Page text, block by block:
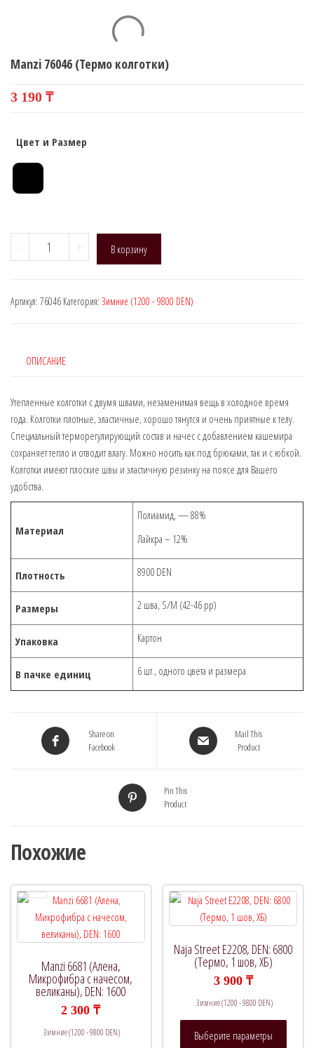
ЖЕНЩИН)
Manzi 76046 (Термо колготки)
3 190 ₸
Цвет и Размер
-
Количество
товара
(Термо
+ В корзину
Артикул: 76046 Категория: Зимние (1200 - 9800 DEN)
ОПИСАНИЕ
Утепленные колготки с двумя швами, незаменимая вещь в холодное время
года. Колготки плотные, эластичные, хорошо тянутся и очень приятные к телу.
Специальный терморегулирующий состав и начес с добавлением кашемира
сохраняет тепло и отводит влагу. Можно носить как под брюками, так и с юбкой.
Колготки имеют плоские швы и эластичную резинку на поясе для Вашего
удобства.
Материал
Полиамид, — 88%
Лайкра – 12%
Плотность 8900 DEN
Размеры 2 шва, S/M (42-46 рр)
Упаковка Картон
В пачке единиц 6 шт., одного цвета и размера
Share on
Facebook
Mail This
Product
Pin This
Product
Похожие
Manzi 6681 (Алена,
Микрофибра с начесом,
великаны), DEN: 1600
2 300₸
Зимние (1200 - 9800 DEN)
Naja Street E2208, DEN: 6800
(Термо, 1 шов, ХБ)
3 900 ₸
Зимние (1200 - 9800 DEN)
Выберите параметры
Этот